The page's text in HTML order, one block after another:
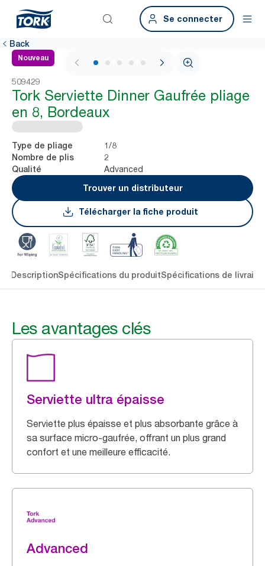
Se connecter
Back
Nouveau
1 / 6
509429
Tork Serviette Dinner Gaufrée pliage
en 8, Bordeaux
Type de pliage 1/8
Nombre de plis 2
Qualité
Advanced
Trouver un distributeur
Télécharger la fiche produit
DescriptionSpécifications du produitSpécifications de
Les avantages clés
Serviette ultra épaisse
Serviette plus épaisse et plus absorbante grâce à
sa surface micro-gaufrée, offrant un plus grand
confort et une meilleure efficacité.
Advanced